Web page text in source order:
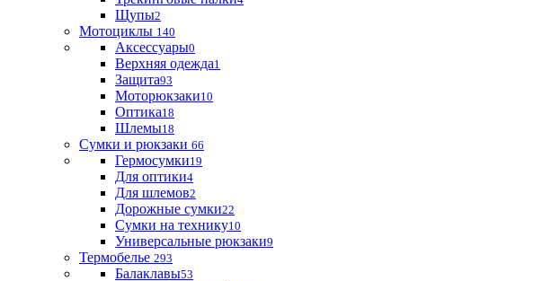
Щупы2
Мотоциклы 140
Аксессуары0
Верхняя одежда1
Защита93
Моторюкзаки10
Оптика18
Шлемы18
Сумки и рюкзаки 66
Гермосумки19
Для оптики4
Для шлемов2
Дорожные сумки22
Сумки на технику10
Универсальные рюкзаки9
Термобелье 293
Балаклавы53